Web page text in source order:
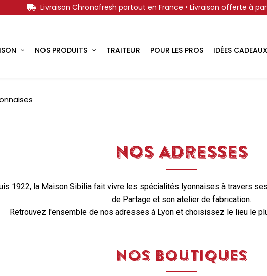
Livraison Chronofresh partout en France • Livraison offerte à
NOS PRODUITS TRAITEUR POUR LES PROS IDÉES CADEAUX
NOS ADRESSES
1922, la Maison Sibilia fait vivre les spécialités lyonnaises à travers
de Partage et son atelier de fabrication.
Retrouvez l'ensemble de nos adresses à Lyon et choisissez le lieu le
NOS BOUTIQUES